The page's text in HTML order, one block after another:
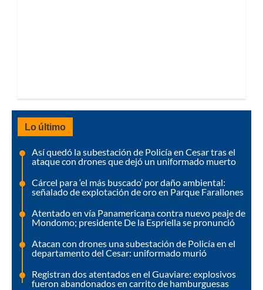
Lo último
Así quedó la subestación de Policía en Cesar tras el
ataque con drones que dejó un uniformado muerto
Cárcel para ‘el más buscado’ por daño ambiental:
señalado de explotación de oro en Parque Farallones
Atentado en vía Panamericana contra nuevo peaje de
Mondomo; presidente De la Espriella se pronunció
Atacan con drones una subestación de Policía en el
departamento del Cesar: uniformado murió
Registran dos atentados en el Guaviare: explosivos
fueron abandonados en carrito de hamburguesas